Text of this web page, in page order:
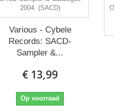
Various - Cybele
Records: SACD-
Sampler &...
€ 13,99
Op voorraad